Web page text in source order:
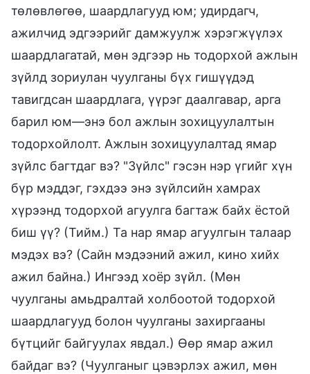
төлөвлөгөө, шаардлагууд юм; удирдагч,
ажилчид эдгээрийг дамжуулж хэрэгжүүлэх
шаардлагатай, мөн эдгээр нь тодорхой ажлын
зүйлд зориулан чуулганы бүх гишүүдэд
тавигдсан шаардлага, үүрэг даалгавар, арга
барил юм—энэ бол ажлын зохицуулалтын
тодорхойлолт. Ажлын зохицуулалтад ямар
зүйлс багтдаг вэ? "Зүйлс" гэсэн нэр үгийг хүн
бүр мэддэг, гэхдээ энэ зүйлсийн хамрах
хүрээнд тодорхой агуулга багтаж байх ёстой
биш үү? (Тийм.) Та нар ямар агуулгын талаар
мэдэх вэ? (Сайн мэдээний ажил, кино хийх
ажил байна.) Ингээд хоёр зүйл. (Мөн
чуулганы амьдралтай холбоотой тодорхой
шаардлагууд болон чуулганы захиргааны
бүтцийг байгуулах явдал.) ​​Өөр ямар ажил
байдаг вэ? (Чуулганыг цэвэрлэх ажил, мөн